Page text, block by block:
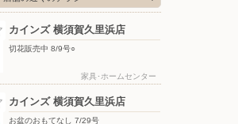
カインズ 横須賀久里浜店
切花販売中 8/9号○
家具･ホームセンター
カインズ 横須賀久里浜店
お盆のおもてなし 7/29号